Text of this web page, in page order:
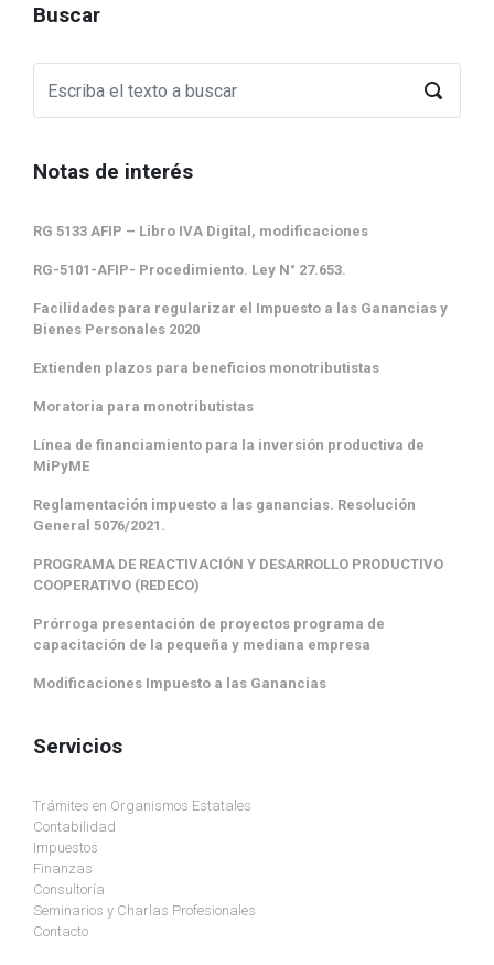
Buscar
Notas de interés
RG 5133 AFIP – Libro IVA Digital, modificaciones
RG-5101-AFIP- Procedimiento. Ley N° 27.653.
Facilidades para regularizar el Impuesto a las Ganancias y
Bienes Personales 2020
Extienden plazos para beneficios monotributistas
Moratoria para monotributistas
Línea de financiamiento para la inversión productiva de
MiPyME
Reglamentación impuesto a las ganancias. Resolución
General 5076/2021.
PROGRAMA DE REACTIVACIÓN Y DESARROLLO PRODUCTIVO
COOPERATIVO (REDECO)
Prórroga presentación de proyectos programa de
capacitación de la pequeña y mediana empresa
Modificaciones Impuesto a las Ganancias
Servicios
Trámites en Organismos Estatales
Contabilidad
Impuestos
Finanzas
Consultoría
Seminarios y Charlas Profesionales
Contacto